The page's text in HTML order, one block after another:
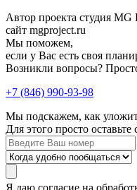
Автор проекта студия MG
сайт mgproject.ru
Мы поможем,
если у Вас есть своя
Возникли вопросы?
+7 (846) 990-93-98
Мы подскажем, как
Для этого просто
Я даю согласие на